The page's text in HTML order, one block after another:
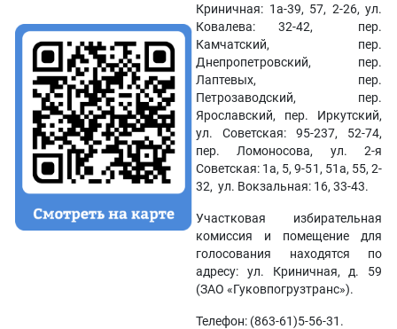
Криничная: 1а-39, 57, 2-26, ул.
Ковалева: 32-42, пер.
Камчатский, пер.
Днепропетровский, пер.
Лаптевых, пер.
Петрозаводский, пер.
Ярославский, пер. Иркутский,
ул. Советская: 95-237, 52-74,
пер. Ломоносова, ул. 2-я
Советская: 1а, 5, 9-51, 51а, 55, 2-
32, ул. Вокзальная: 16, 33-43.
Участковая избирательная
комиссия и помещение для
голосования находятся по
адресу: ул. Криничная, д. 59
(ЗАО «Гуковпогрузтранс»).
Телефон: (863-61)5-56-31.